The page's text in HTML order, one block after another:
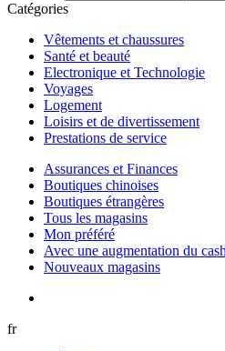
Catégories
Vêtements et chaussures
Santé et beauté
Electronique et Technologie
Voyages
Logement
Loisirs et de divertissement
Prestations de service
Assurances et Finances
Boutiques chinoises
Boutiques étrangères
Tous les magasins
Mon préféré
Avec une augmentation du
Nouveaux magasins
fr